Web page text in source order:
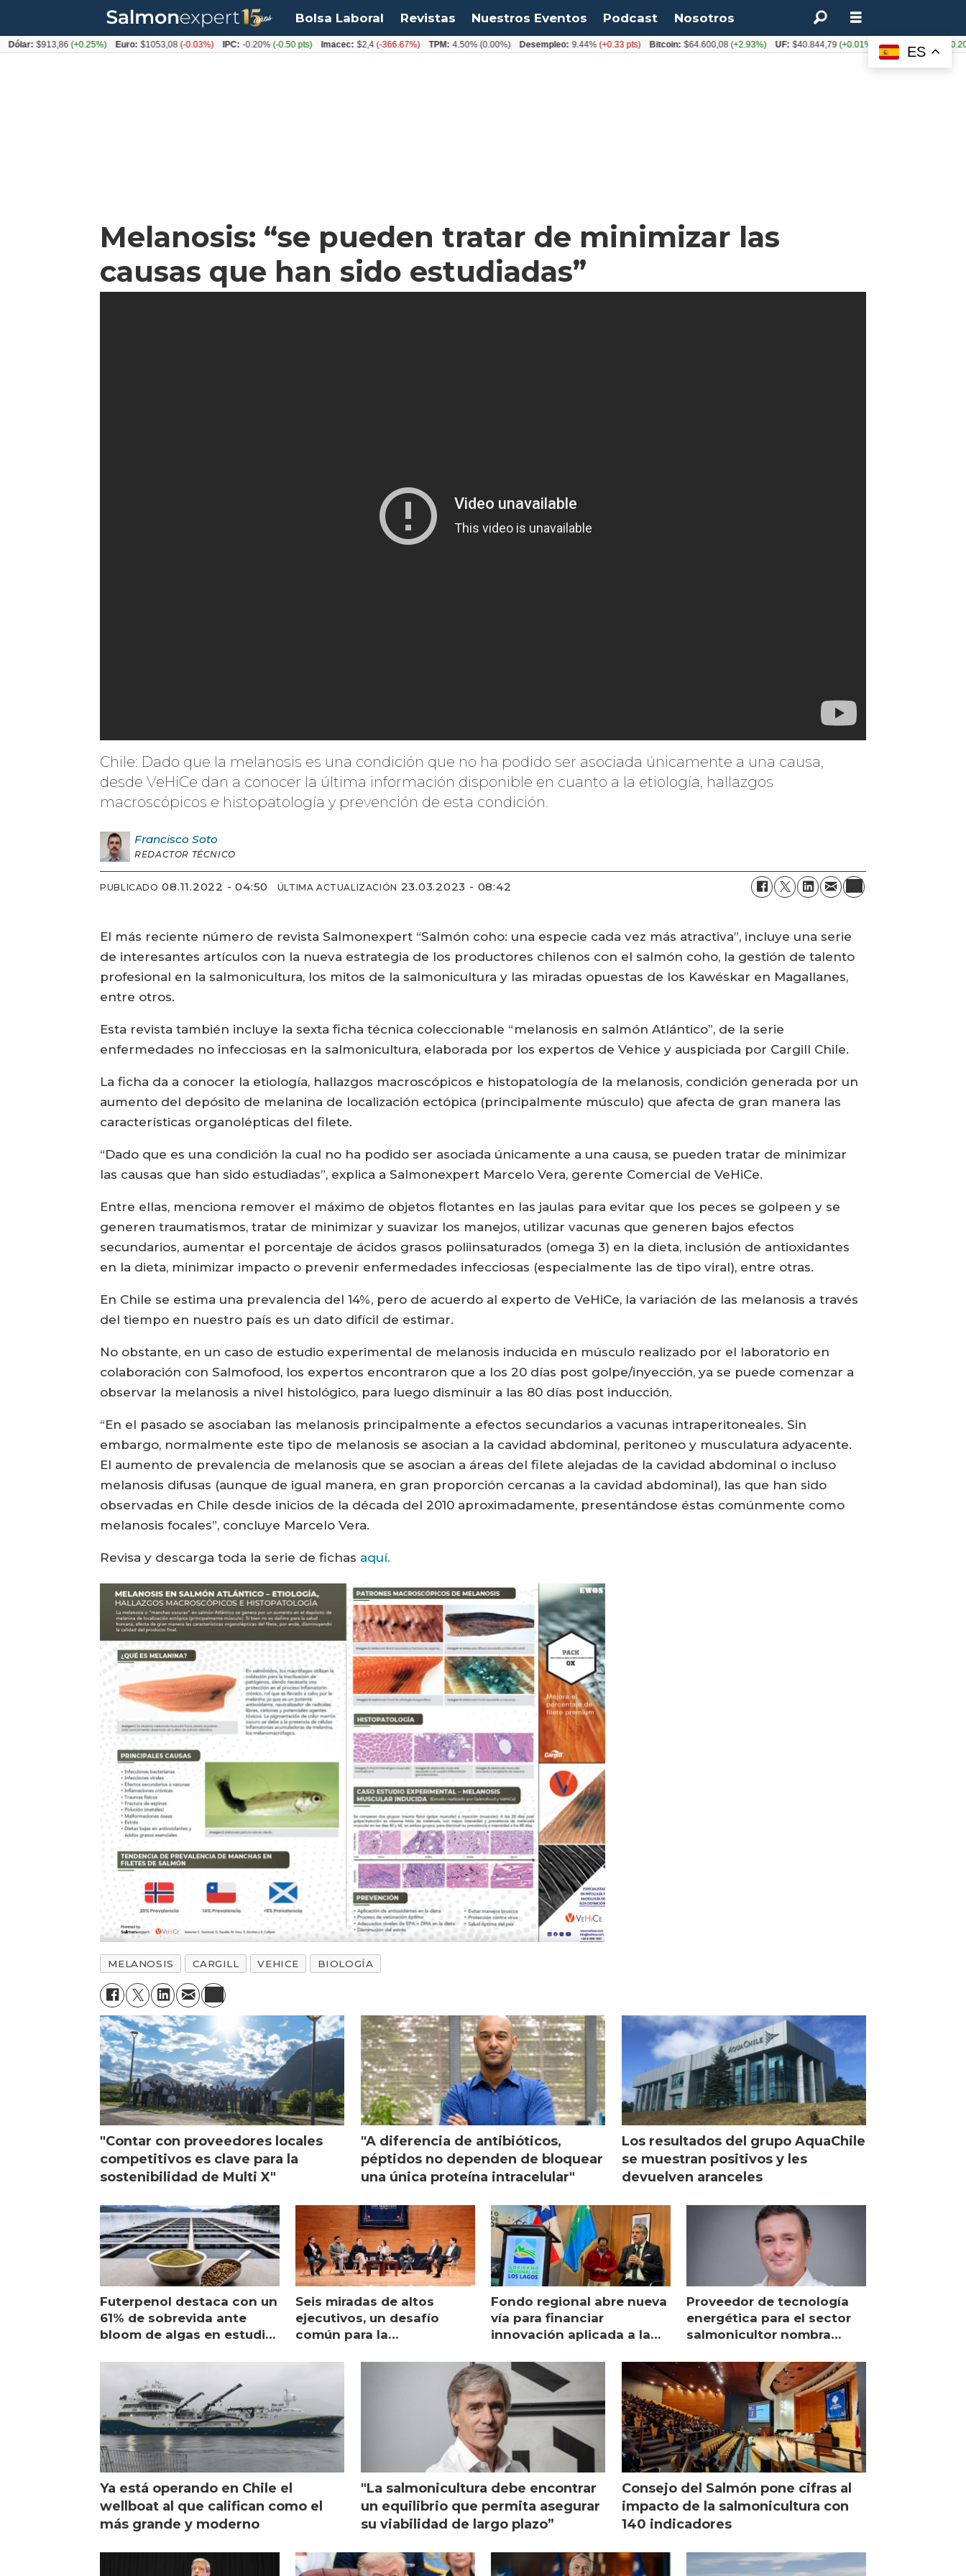
Bolsa Laboral Revistas Nuestros Eventos Podcast Nosotros
Melanosis: “se pueden tratar de minimizar las
causas que han sido estudiadas”
Chile: Dado que la melanosis es una condición que no ha podido ser asociada únicamente a una causa,
desde VeHiCe dan a conocer la última información disponible en cuanto a la etiología, hallazgos
macroscópicos e histopatología y prevención de esta condición.
Francisco Soto
REDACTOR TÉCNICO
PUBLICADO 08.11.2022 - 04:50 ÚLTIMA ACTUALIZACIÓN 23.03.2023 - 08:42
El más reciente número de revista Salmonexpert “Salmón coho: una especie cada vez más atractiva”, incluye una serie
de interesantes artículos con la nueva estrategia de los productores chilenos con el salmón coho, la gestión de talento
profesional en la salmonicultura, los mitos de la salmonicultura y las miradas opuestas de los Kawéskar en Magallanes,
entre otros.
Esta revista también incluye la sexta ficha técnica coleccionable “melanosis en salmón Atlántico”, de la serie
enfermedades no infecciosas en la salmonicultura, elaborada por los expertos de Vehice y auspiciada por Cargill Chile.
La ficha da a conocer la etiología, hallazgos macroscópicos e histopatología de la melanosis, condición generada por un
aumento del depósito de melanina de localización ectópica (principalmente músculo) que afecta de gran manera las
características organolépticas del filete.
“Dado que es una condición la cual no ha podido ser asociada únicamente a una causa, se pueden tratar de minimizar
las causas que han sido estudiadas”, explica a Salmonexpert Marcelo Vera, gerente Comercial de VeHiCe.
Entre ellas, menciona remover el máximo de objetos flotantes en las jaulas para evitar que los peces se golpeen y se
generen traumatismos, tratar de minimizar y suavizar los manejos, utilizar vacunas que generen bajos efectos
secundarios, aumentar el porcentaje de ácidos grasos poliinsaturados (omega 3) en la dieta, inclusión de antioxidantes
en la dieta, minimizar impacto o prevenir enfermedades infecciosas (especialmente las de tipo viral), entre otras.
En Chile se estima una prevalencia del 14%, pero de acuerdo al experto de VeHiCe, la variación de las melanosis a través
del tiempo en nuestro país es un dato difícil de estimar.
No obstante, en un caso de estudio experimental de melanosis inducida en músculo realizado por el laboratorio en
colaboración con Salmofood, los expertos encontraron que a los 20 días post golpe/inyección, ya se puede comenzar a
observar la melanosis a nivel histológico, para luego disminuir a las 80 días post inducción.
“En el pasado se asociaban las melanosis principalmente a efectos secundarios a vacunas intraperitoneales. Sin
embargo, normalmente este tipo de melanosis se asocian a la cavidad abdominal, peritoneo y musculatura adyacente.
El aumento de prevalencia de melanosis que se asocian a áreas del filete alejadas de la cavidad abdominal o incluso
melanosis difusas (aunque de igual manera, en gran proporción cercanas a la cavidad abdominal), las que han sido
observadas en Chile desde inicios de la década del 2010 aproximadamente, presentándose éstas comúnmente como
melanosis focales”, concluye Marcelo Vera.
Revisa y descarga toda la serie de fichas aquí.
MELANOSIS CARGILL VEHICE BIOLOGÍA
"Contar con proveedores locales
competitivos es clave para la
sostenibilidad de Multi X"
"A diferencia de antibióticos,
péptidos no dependen de bloquear
una única proteína intracelular"
Los resultados del grupo AquaChile
se muestran positivos y les
devuelven aranceles
Futerpenol destaca con un
61% de sobrevida ante
bloom de algas en estudio
Seis miradas de altos
ejecutivos, un desafío
común para la
Fondo regional abre nueva
vía para financiar
innovación aplicada a la
Proveedor de tecnología
energética para el sector
salmonicultor nombra
Ya está operando en Chile el
wellboat al que califican como el
más grande y moderno
"La salmonicultura debe encontrar
un equilibrio que permita asegurar
su viabilidad de largo plazo”
Consejo del Salmón pone cifras al
impacto de la salmonicultura con
140 indicadores
ES
$913,86(+0.25%) Euro: $1053,08(-0.03%) IPC: -0.20%(-0.50 pts) Imacec: $2,4(-366.67%) TPM: 4.50%(0.00%) Desempleo: 9.44%(+0.33 pts) Bitcoin: $64.600,08(+2.93%) UF: $40.844,79(+0.01%) UTM: $71.649 (+0.20%)